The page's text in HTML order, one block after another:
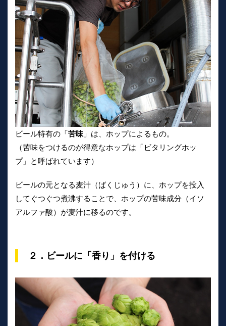
ビール特有の「苦味 」は、ホップによるもの。
（苦味をつけるのが得意なホップは「ビタリングホッ
プ」と呼ばれています）
ビールの元となる麦汁（ばくじゅう）に、ホップを投入
してぐつぐつ煮沸することで、ホップの苦味成分（イソ
アルファ酸）が麦汁に移るのです。
２．ビールに「香り」を付ける